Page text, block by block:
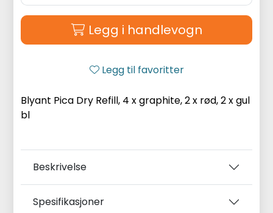
Legg i handlevogn
Legg til favoritter
Blyant Pica Dry Refill, 4 x graphite, 2 x rød, 2 x gul
bl
Beskrivelse
Spesifikasjoner